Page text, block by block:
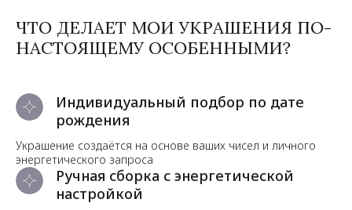
ЧТО ДЕЛАЕТ МОИ УКРАШЕНИЯ ПО-
НАСТОЯЩЕМУ ОСОБЕННЫМИ?
Индивидуальный подбор по дате
рождения
Украшение создаётся на основе ваших чисел и личного
энергетического запроса
Ручная сборка с энергетической
настройкой